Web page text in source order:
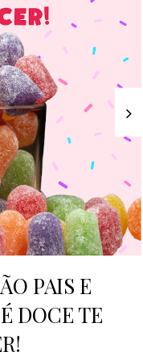
PAIS E
DOCE TE